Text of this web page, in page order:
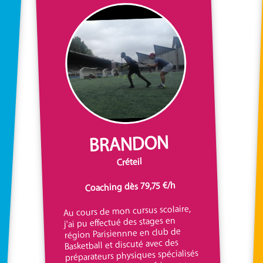
BRANDON
Créteil
Coaching dès 79,75 €/h
Au cours de mon cursus scolaire,
j'ai pu effectué des stages en
région Parisiennne en club de
Basketball et discuté avec des
préparateurs physiques spécialisés